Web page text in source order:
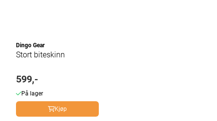
Dingo Gear
Stort biteskinn
599,-
På lager
Kjøp